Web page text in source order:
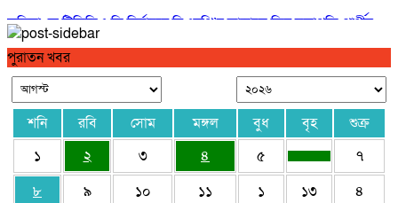
কুমিল্লা কে টিসিসিএ লি:নির্বাচনে বিএনপি’র আড়ালে তিন সভাপতি প্রার্থীর
দু’জনই আ’লীগের সুবিধাভূগী!
সরকারের নয়, রাষ্ট্রের বিরুদ্ধে বলা অপরাধ : তথ্যমন্ত্রী
ঢাকার চারপাশের নৌপথগুলো সচল করার নির্দেশ প্রধানমন্ত্রীর
পুরাতন খবর
শনি রবি সোম মঙ্গল বুধ বৃহ
শুক্র
১
২ ৩ ৪ ৫
৭
৮
৯ ১০ ১১ ১ ১৩ ৪